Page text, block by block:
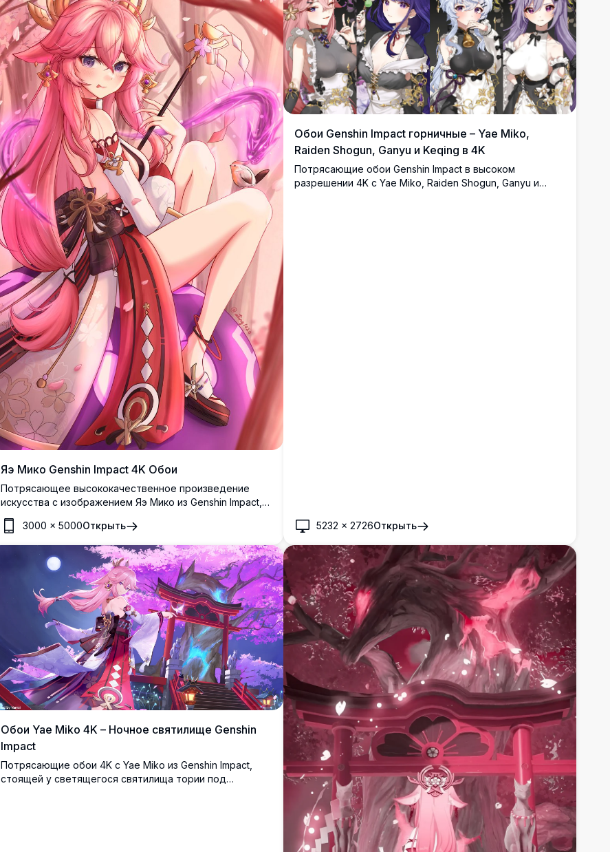
Яэ Мико Genshin Impact 4K Обои
Потрясающее высококачественное произведение
искусства с изображением Яэ Мико из Genshin Impact,
окруженной красивой сакурой. Эти премиальные 4K
обои демонстрируют элегантную жрицу храма в ярких
розовых и фиолетовых тонах с замысловатыми
деталями в японском стиле и магической атмосферой.
3000 ×5000Открыть
Обои Genshin Impact горничные – Yae Miko,
Raiden Shogun, Ganyu и Keqing в 4K
Потрясающие обои Genshin Impact в высоком
разрешении 4K с Yae Miko, Raiden Shogun, Ganyu и
5232 × 2726Открыть
Обои Yae Miko 4K – Ночное святилище Genshin
Impact
Потрясающие обои 4K с Yae Miko из Genshin Impact,
стоящей у светящегося святилища тории под